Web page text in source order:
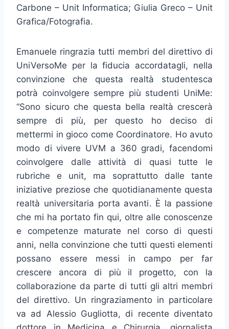
Carbone – Unit Informatica; Giulia Greco – Unit
Grafica/Fotografia.
Emanuele ringrazia tutti membri del direttivo di
UniVersoMe per la fiducia accordatagli, nella
convinzione che questa realtà studentesca
potrà coinvolgere sempre più studenti UniMe:
“Sono sicuro che questa bella realtà crescerà
sempre di più, per questo ho deciso di
mettermi in gioco come Coordinatore. Ho avuto
modo di vivere UVM a 360 gradi, facendomi
coinvolgere dalle attività di quasi tutte le
rubriche e unit, ma soprattutto dalle tante
iniziative preziose che quotidianamente questa
realtà universitaria porta avanti. È la passione
che mi ha portato fin qui, oltre alle conoscenze
e competenze maturate nel corso di questi
anni, nella convinzione che tutti questi elementi
possano essere messi in campo per far
crescere ancora di più il progetto, con la
collaborazione da parte di tutti gli altri membri
del direttivo. Un ringraziamento in particolare
va ad Alessio Gugliotta, di recente diventato